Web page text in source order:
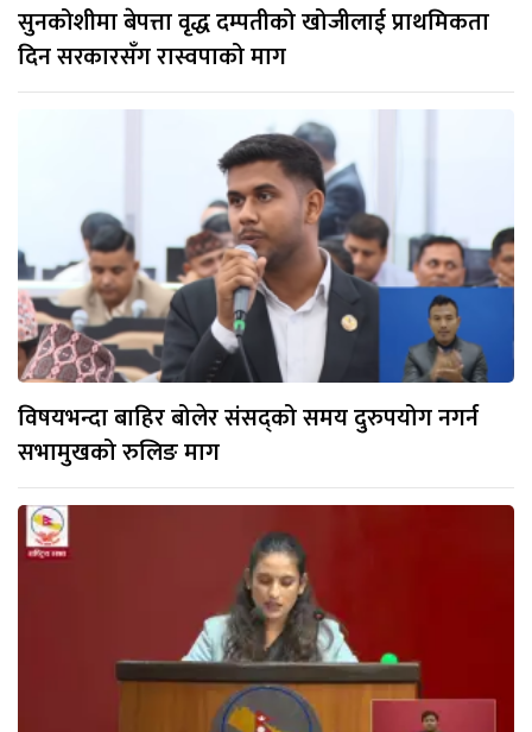
सुनकोशीमा बेपत्ता वृद्ध दम्पतीको खोजीलाई प्राथमिकता
दिन सरकारसँग रास्वपाको माग
विषयभन्दा बाहिर बोलेर संसद्को समय दुरुपयोग नगर्न
सभामुखको रुलिङ माग